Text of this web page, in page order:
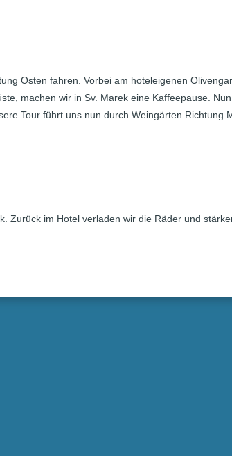
Osten fahren. Vorbei am hoteleigenen
machen wir in Sv. Marek eine Kaffeepause.
Tour führt uns nun durch Weingärten Richtung
Zurück im Hotel verladen wir die Räder und